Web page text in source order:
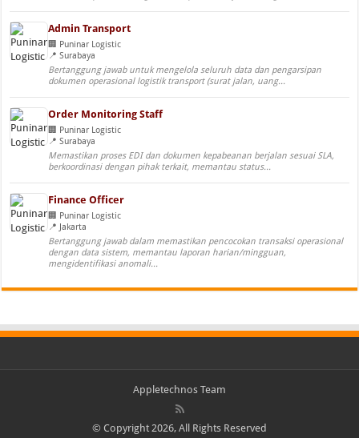
Admin Transport
Puninar Logistic
Surabaya
Bertanggung jawab untuk mengelola seluruh data dan pengarsipan
dokumen operasional logistik transport (surat jalan, uang...
Order Monitoring Staff
Puninar Logistic
Surabaya
Memastikan proses EDI dan dokumen kepabeanan berjalan sesuai SLA,
berkoordinasi dengan pihak terkait, memantau status...
Finance Officer
Puninar Logistic
Jakarta
Bertanggung jawab dalam memastikan pencocokan transaksi operasional
dengan data sistem, memantau laporan harian/mingguan,
mengidentifikasi anomali...
Appletechnos Team
© Copyright 2026, All Rights Reserved